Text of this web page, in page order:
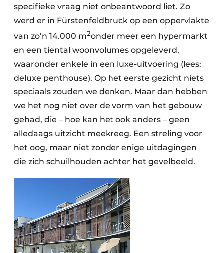
specifieke vraag niet onbeantwoord liet. Zo
werd er in Fürstenfeldbruck op een oppervlakte
van zo’n 14.000 m2onder meer een hypermarkt
en een tiental woonvolumes opgeleverd,
waaronder enkele in een luxe-uitvoering (lees:
deluxe penthouse). Op het eerste gezicht niets
speciaals zouden we denken. Maar dan hebben
we het nog niet over de vorm van het gebouw
gehad, die – hoe kan het ook anders – geen
alledaags uitzicht meekreeg. Een streling voor
het oog, maar niet zonder enige uitdagingen
die zich schuilhouden achter het gevelbeeld.